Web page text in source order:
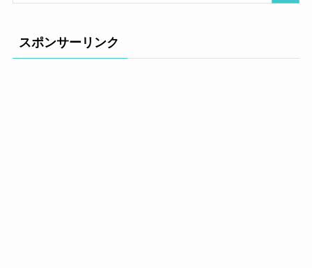
スポンサーリンク